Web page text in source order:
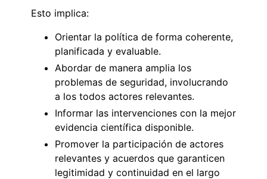
Esto implica:
Orientar la política de forma coherente,
planificada y evaluable.
Abordar de manera amplia los
problemas de seguridad, involucrando
a los todos actores relevantes.
Informar las intervenciones con la mejor
evidencia científica disponible.
Promover la participación de actores
relevantes y acuerdos que garanticen
legitimidad y continuidad en el largo